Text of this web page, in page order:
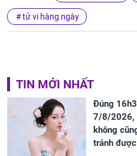
tử vi hàng ngày
TIN MỚI NHẤT
Đúng
7/8/2026,
không
tránh